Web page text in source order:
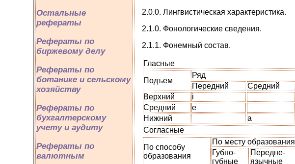
Остальные
рефераты
Рефераты по
биржевому делу
Рефераты по
ботанике и сельскому
хозяйству
Рефераты по
бухгалтерскому
учету и аудиту
Рефераты по
валютным
2.0.0. Лингвистическая характеристика.
2.1.0. Фонологические сведения.
2.1.1. Фонемный состав.
Гласные
Подъем
Ряд
Передний
Средний
Верхний
i
Средний
e
Нижний
a
Согласные
По способу
образования
По месту образования
Губно-
губные
Передне-
язычные